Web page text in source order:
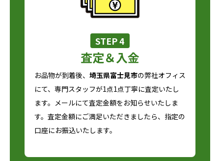
STEP 4
査定＆入金
お品物が到着後、 埼玉県富士見市の弊社オフィス
にて、専門スタッフが1点1点丁寧に査定いたし
ます。メールにて査定金額をお知らせいたしま
す。査定金額にご満足いただきましたら、指定の
口座にお振込いたします。